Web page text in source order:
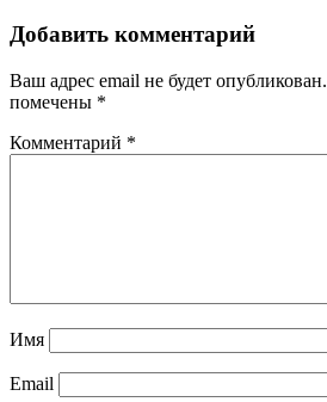
Добавить комментарий
Ваш адрес email не будет опубликован.
помечены *
Комментарий *
Имя
Email